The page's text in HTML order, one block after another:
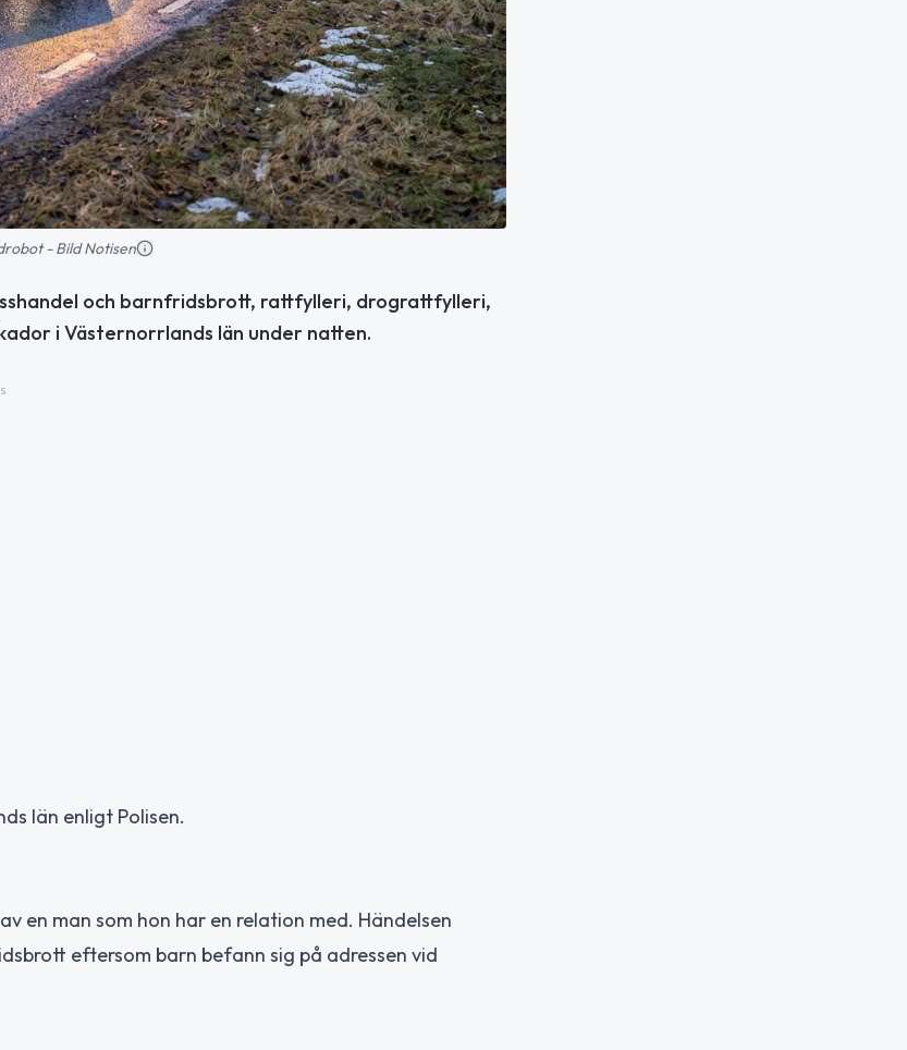
- Bild Notisen
och barnfridsbrott, rattfylleri, drograttfylleri,
i Västernorrlands län under natten.
län enligt Polisen.
en man som hon har en relation med. Händelsen
eftersom barn befann sig på adressen vid